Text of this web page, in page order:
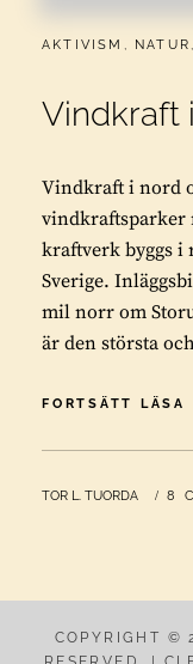
CATEGORIES:
AKTIVISM , NATUR
Vindkraft
Vindkraft i nord
vindkraftsparker
kraftverk byggs
Sverige.
mil norr om
är den största
FORTSÄTT LÄSA
BY
TOR L. TUORDA 8
COPYRIGHT ©